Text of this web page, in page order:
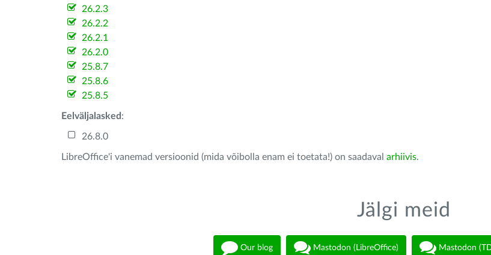
26.2.3
26.2.2
26.2.1
26.2.0
25.8.7
25.8.6
25.8.5
Eelväljalasked :
26.8.0
LibreOffice'i vanemad versioonid (mida võibolla enam ei toetata!) on saadaval arhiivis.
Jälgi meid
Our blog Mastodon (LibreOffice) Mastodon